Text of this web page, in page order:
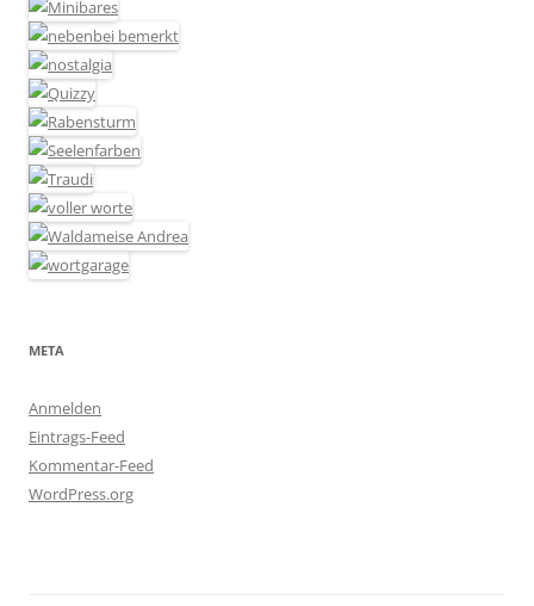
META
Anmelden
Eintrags-Feed
Kommentar-Feed
WordPress.org